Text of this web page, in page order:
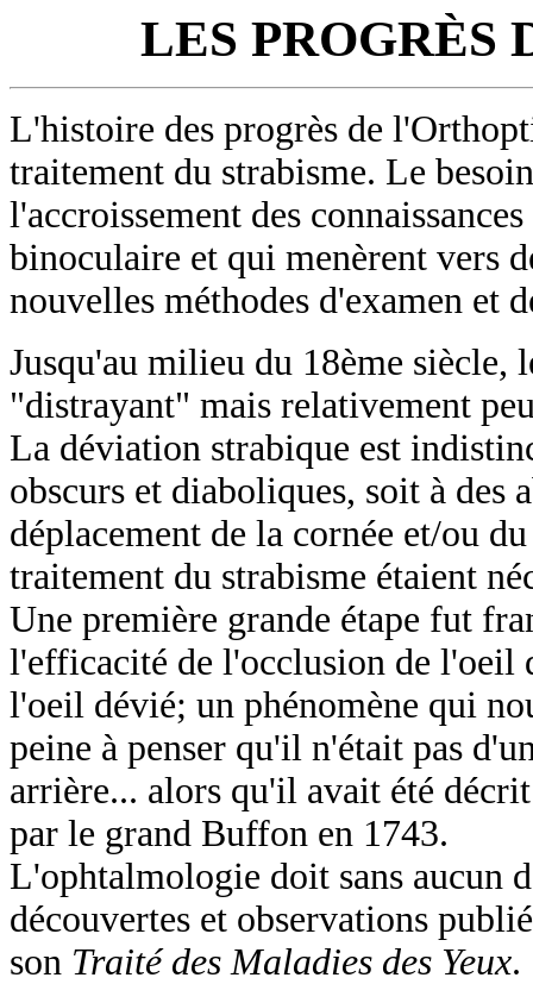
LES PROGRÈS
L'histoire des progrès de
traitement du strabisme. Le
l'accroissement des
binoculaire et qui menèrent vers
nouvelles méthodes d'examen et
Jusqu'au milieu du 18ème siècle,
"distrayant" mais relativement
La déviation strabique est
obscurs et diaboliques, soit à des
déplacement de la cornée et/ou
traitement du strabisme étaient
Une première grande étape fut
l'efficacité de l'occlusion de l'oeil
l'oeil dévié; un phénomène qui
peine à penser qu'il n'était pas
arrière... alors qu'il avait été
par le grand Buffon en 1743.
L'ophtalmologie doit sans aucun
découvertes et observations
son Traité des Maladies des Yeux.